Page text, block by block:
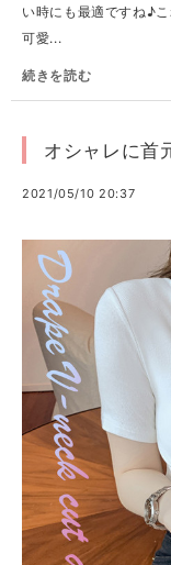
い時にも最適ですね♪
可愛...
続きを読む
オシャレに首
2021/05/10 20:37